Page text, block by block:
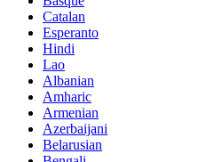
Catalan
Esperanto
Hindi
Lao
Albanian
Amharic
Armenian
Azerbaijani
Belarusian